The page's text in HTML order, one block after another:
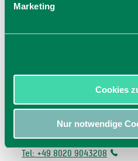
Marketing
Cookies
Nur notwendige
Pizzeria da Sacco
Miesbacher Str. 11
83629 Weyarn
Tel: +49 8020 9043208